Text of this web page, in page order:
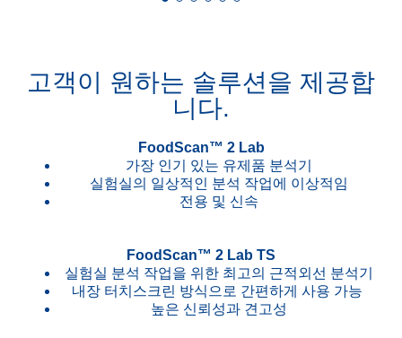
고객이 원하는 솔루션을 제공합
니다.
FoodScan™ 2 Lab
가장 인기 있는 유제품 분석기
실험실의 일상적인 분석 작업에 이상적임
전용 및 신속
FoodScan™ 2 Lab TS
실험실 분석 작업을 위한 최고의 근적외선 분석기
내장 터치스크린 방식으로 간편하게 사용 가능
높은 신뢰성과 견고성